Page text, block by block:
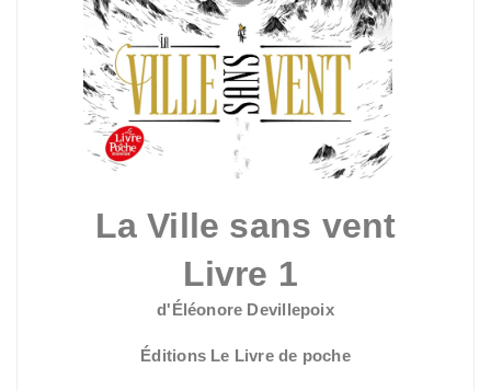
La Ville sans vent
Livre 1
d'Éléonore Devillepoix
Éditions Le Livre de poche